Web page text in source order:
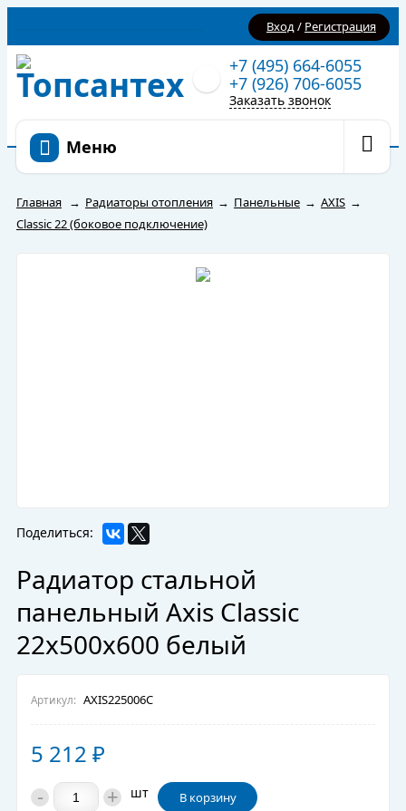
Вход/ Регистрация
+7 (495) 664-6055
+7 (926) 706-6055
Заказать звонок
Меню
Главная → Радиаторы отопления → Панельные → AXIS →
Classic 22 (боковое подключение)
Поделиться:
Радиатор стальной
панельный Axis Classic
22х500х600 белый
Артикул: AXIS225006C
5 212 ₽
- + шт В корзину